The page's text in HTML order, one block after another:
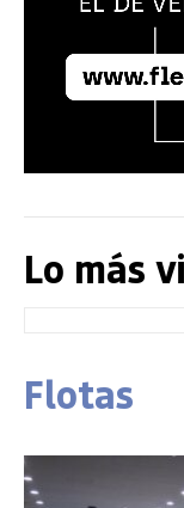
Lo más
Flotas